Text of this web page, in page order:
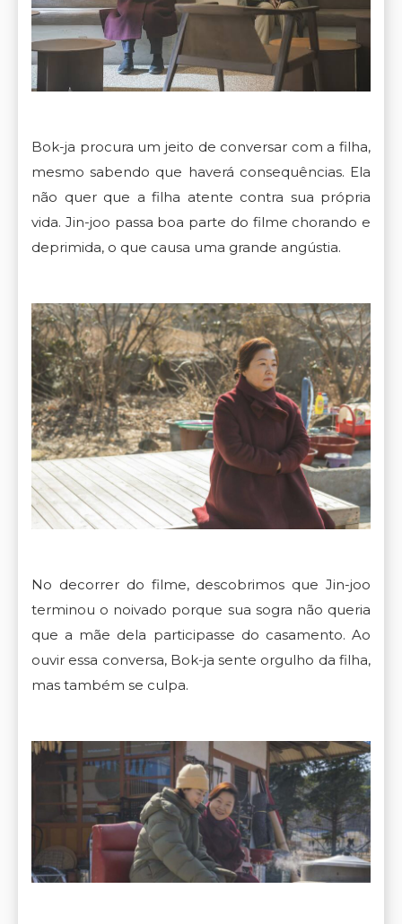
Bok-ja procura um jeito de conversar com a filha,
mesmo sabendo que haverá consequências. Ela
não quer que a filha atente contra sua própria
vida. Jin-joo passa boa parte do filme chorando e
deprimida, o que causa uma grande angústia.
No decorrer do filme, descobrimos que Jin-joo
terminou o noivado porque sua sogra não queria
que a mãe dela participasse do casamento. Ao
ouvir essa conversa, Bok-ja sente orgulho da filha,
mas também se culpa.